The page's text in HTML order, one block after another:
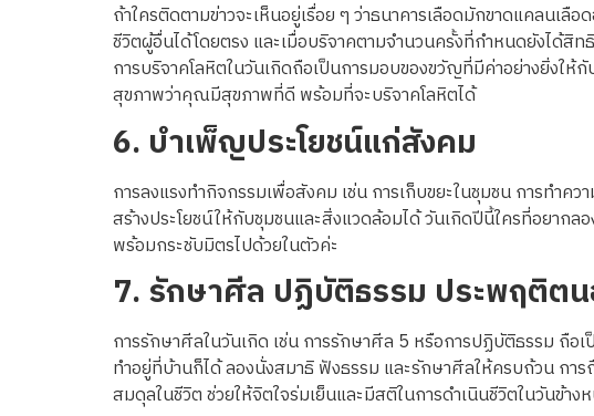
ถ้าใครติดตามข่าวจะเห็นอยู่เรื่อย ๆ ว่าธนาคารเลือดมักขาดแคลนเ
ชีวิตผู้อื่นได้โดยตรง และเมื่อบริจาคตามจำนวนครั้งที่กำหนดยังได้
การบริจาคโลหิตในวันเกิดถือเป็นการมอบของขวัญที่มีค่าอย่างยิ่งใ
สุขภาพว่าคุณมีสุขภาพที่ดี พร้อมที่จะบริจาคโลหิตได้
6. บำเพ็ญประโยชน์แก่สังคม
การลงแรงทำกิจกรรมเพื่อสังคม เช่น การเก็บขยะในชุมชน การทำ
สร้างประโยชน์ให้กับชุมชนและสิ่งแวดล้อมได้ วันเกิดปีนี้ใครที่อยาก
พร้อมกระชับมิตรไปด้วยในตัวค่ะ
7.รักษาศีล ปฏิบัติธรรม ประพฤติตน
การรักษาศีลในวันเกิด เช่น การรักษาศีล 5 หรือการปฏิบัติธรรม ถื
ทำอยู่ที่บ้านก็ได้ ลองนั่งสมาธิ ฟังธรรม และรักษาศีลให้ครบถ้วน การ
สมดุลในชีวิต ช่วยให้จิตใจร่มเย็นและมีสติในการดำเนินชีวิตในวันข้าง